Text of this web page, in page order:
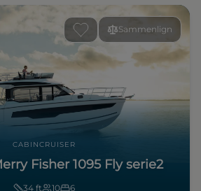
Sammenlign
CABINCRUISER
Fisher 1095 Fly serie2
34 ft 10 6